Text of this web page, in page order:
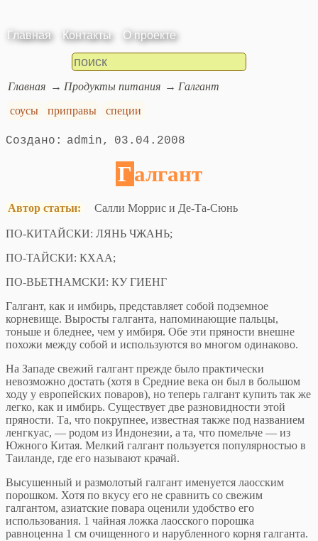
Главная Контакты О проекте
Главная Продукты питания
Галгант
соусы
приправы специи
admin 03.04.2008
Галгант
Автор статьи: Салли Моррис и Де-Та-Сюнь
ПО-КИТАЙСКИ: ЛЯНЬ ЧЖАНЬ;
ПО-ТАЙСКИ: КХАА;
ПО-ВЬЕТНАМСКИ: КУ ГИЕНГ
Галгант, как и имбирь, представляет собой подземное
корневище. Выросты галганта, напоминающие пальцы,
тоньше и бледнее, чем у имбиря. Обе эти пряности внешне
похожи между собой и используются во многом одинаково.
На Западе свежий галгант прежде было практически
невозможно достать (хотя в Средние века он был в большом
ходу у европейских поваров), но теперь галгант купить так же
легко, как и имбирь. Существует две разновидности этой
пряности. Та, что покрупнее, известная также под названием
ленгкуас, — родом из Индонезии, а та, что помельче — из
Южного Китая. Мелкий галгант пользуется популярностью в
Таиланде, где его называют крачай.
Высушенный и размолотый галгант именуется лаосским
порошком. Хотя по вкусу его не сравнить со свежим
галгантом, азиатские повара оценили удобство его
использования. 1 чайная ложка лаосского порошка
равноценна 1 см очищенного и нарубленного корня галганта.